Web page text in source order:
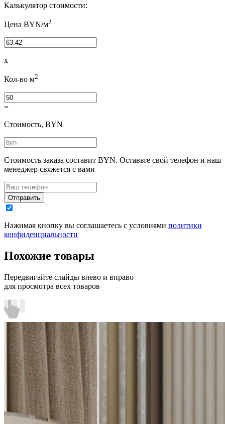
Калькулятор стоимости:
Цена BYN/м2
x
Кол-во м2
=
Стоимость, BYN
Стоимость заказа составит BYN. Оставьте свой телефон и наш
менеджер свяжется с вами
Отправить
Нажимая кнопку вы соглашаетесь с условиями политики
конфиденциальности
Похожие товары
Передвигайте слайды влево и вправо
для просмотра всех товаров